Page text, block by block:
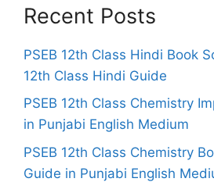
Recent Posts
PSEB 12th Class Hindi Book
12th Class Hindi Guide
PSEB 12th Class Chemistry
in Punjabi English Medium
PSEB 12th Class Chemistry
Guide in Punjabi English